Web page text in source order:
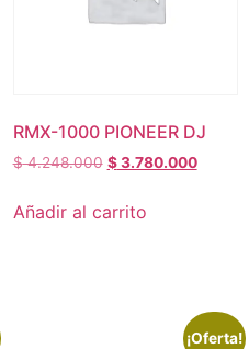
RMX-1000 PIONEER DJ
$4.248.000 $3.780.000
Añadir al carrito
¡Oferta!